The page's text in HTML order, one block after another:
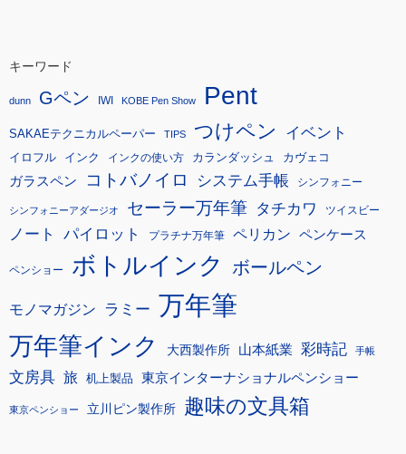
キーワード
dunn Gペン IWI KOBE Pen Show Pent
SAKAEテクニカルペーパー TIPS つけペン イベント
イロフル インク インクの使い方 カランダッシュ カヴェコ
ガラスペン コトバノイロ システム手帳 シンフォニー
シンフォニーアダージオ セーラー万年筆 タチカワ ツイスビー
ノート パイロット プラチナ万年筆 ペリカン ペンケース
ペンショー ボトルインク ボールペン
モノマガジン ラミー 万年筆
万年筆インク 大西製作所 山本紙業 彩時記 手帳
文房具 旅 机上製品 東京インターナショナルペンショー
東京ペンショー 立川ピン製作所 趣味の文具箱